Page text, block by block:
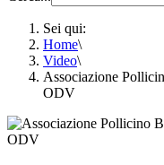
Sei qui:
Home\
Video\
Associazione
ODV